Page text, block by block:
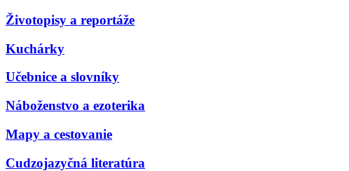
Životopisy a reportáže
Kuchárky
Učebnice a slovníky
Náboženstvo a ezoterika
Mapy a cestovanie
Cudzojazyčná literatúra